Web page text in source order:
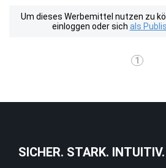
Um dieses Werbemittel nutzen zu
einloggen oder sich als
1
SICHER. STARK. INTUITIV.